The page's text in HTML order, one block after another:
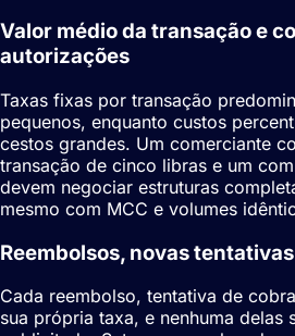
Valor médio da transação e
autorizações
Taxas fixas por transação
pequenos, enquanto custos
cestos grandes. Um comerciante
transação de cinco libras e um
devem negociar estruturas
mesmo com MCC e volumes
Reembolsos, novas
Cada reembolso, tentativa de
sua própria taxa, e nenhuma delas